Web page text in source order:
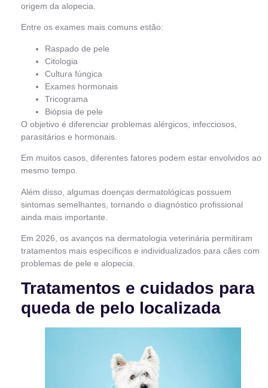
origem da alopecia.
Entre os exames mais comuns estão:
Raspado de pele
Citologia
Cultura fúngica
Exames hormonais
Tricograma
Biópsia de pele
O objetivo é diferenciar problemas alérgicos, infecciosos,
parasitários e hormonais.
Em muitos casos, diferentes fatores podem estar envolvidos ao
mesmo tempo.
Além disso, algumas doenças dermatológicas possuem
sintomas semelhantes, tornando o diagnóstico profissional
ainda mais importante.
Em 2026, os avanços na dermatologia veterinária permitiram
tratamentos mais específicos e individualizados para cães com
problemas de pele e alopecia.
Tratamentos e cuidados para
queda de pelo localizada